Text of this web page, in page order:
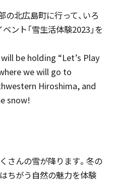
の北広島町に行って、いろ
ント「雪生活体験2023」を
be holding “Let’s Play
we will go to
Hiroshima, and
snow!
さんの雪が降ります。冬の
ちがう自然の魅力を体験